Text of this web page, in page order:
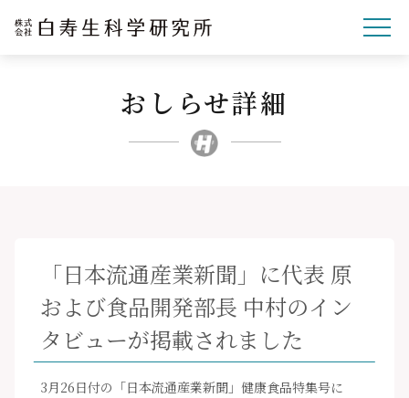
企業理念
研究開発
採用サイト
ニュースリリース
お問い合わせ
おしらせ詳細
「日本流通産業新聞」に代表 原
および食品開発部長 中村のイン
タビューが掲載されました
3月26日付の「日本流通産業新聞」健康食品特集号に